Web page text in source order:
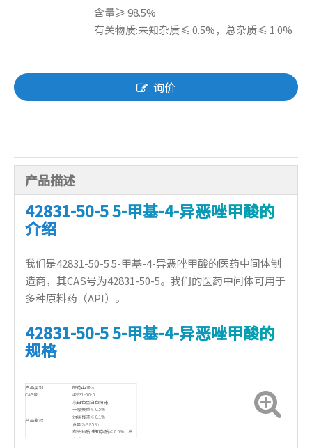
含量≥ 98.5%
有关物质:未知杂质≤ 0.5%，总杂质≤ 1.0%
询价
产品描述
42831-50-5 5-甲基-4-异恶唑甲酸的
介绍
我们是42831-50-5 5-甲基-4-异恶唑甲酸的医药中间体制
造商，其CAS号为42831-50-5。我们的医药中间体可用于
多种原料药（API）。
42831-50-5 5-甲基-4-异恶唑甲酸的
规格
产品类别 医药中间体
CAS号 42831-50-5
产品指标
灰白色至白色粉末
干燥失重≤ 0.5%
灼烧残渣≤ 0.1%
含量≥ 98.5%
有关物质:未知杂质≤ 0.5%，总
杂质≤ 1.0%